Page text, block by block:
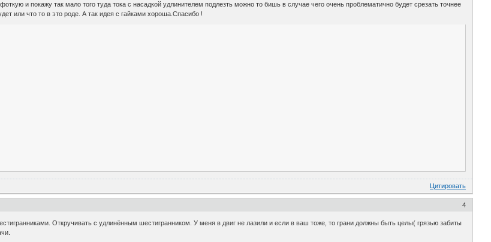
и покажу так мало того туда тока с насадкой удлинителем подлезть можно то бишь в случае чего очень проблематично будет срезать точнее
или что то в это роде. А так идея с гайками хороша.Спасибо !
Цитировать
4
Откручивать c удлинённым шестигранником. У меня в двиг не лазили и если в ваш тоже, то грани должны быть целы( грязью забиты